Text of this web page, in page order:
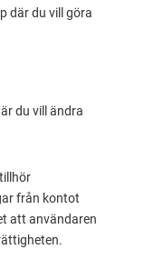
där du vill göra
du vill ändra
från kontot
att användaren